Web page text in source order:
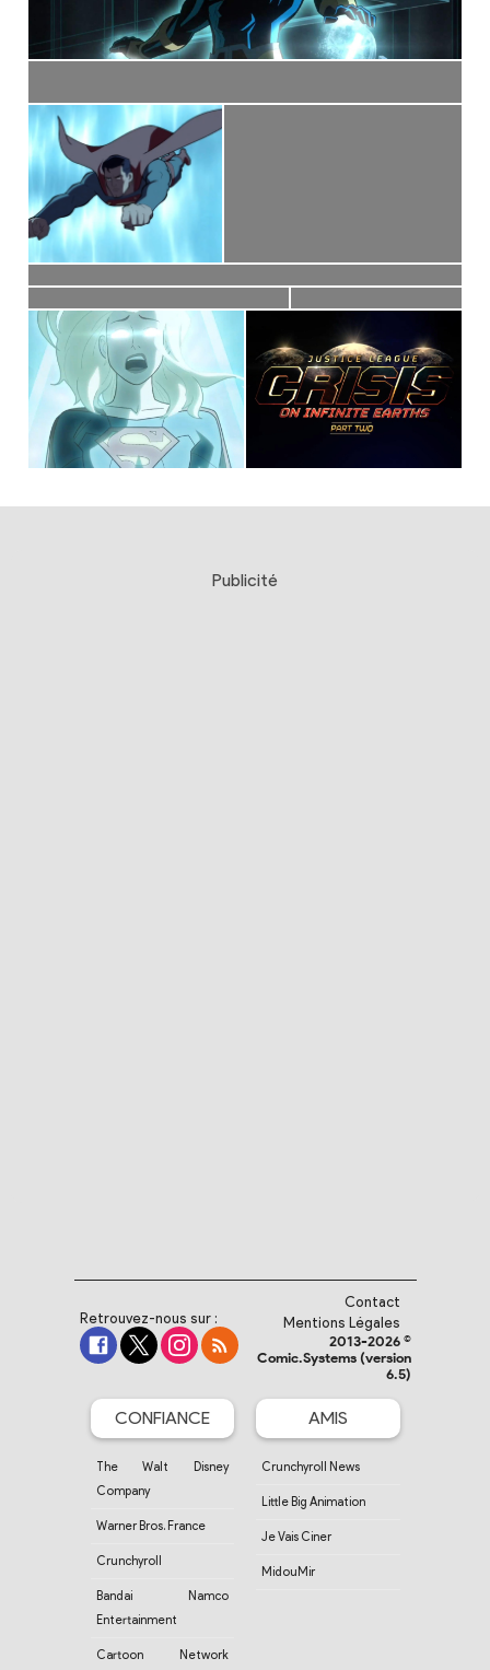
Publicité
Retrouvez-nous sur :
Contact
Mentions Légales
2013-2026 ©
Comic.Systems (version
6.5)
CONFIANCE
The Walt Disney
Company
Warner Bros. France
Crunchyroll
Bandai Namco
Entertainment
Cartoon Network
AMIS
Crunchyroll News
Little Big Animation
Je Vais Ciner
MidouMir